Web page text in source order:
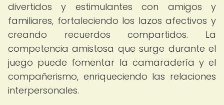
divertidos y estimulantes con amigos y
familiares, fortaleciendo los lazos afectivos y
creando recuerdos compartidos. La
competencia amistosa que surge durante el
juego puede fomentar la camaradería y el
compañerismo, enriqueciendo las relaciones
interpersonales.